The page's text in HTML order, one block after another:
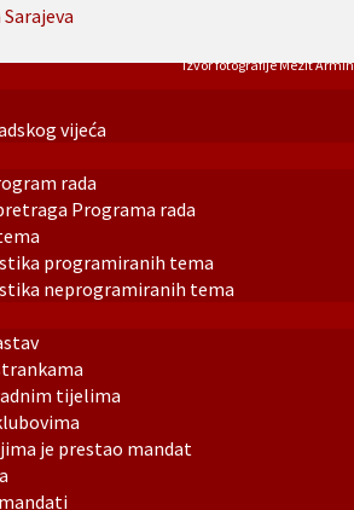
vijeća
rada
Programa rada
programiranih tema
neprogramiranih tema
tijelima
je prestao mandat
Izvor fotografije Mezit Armin